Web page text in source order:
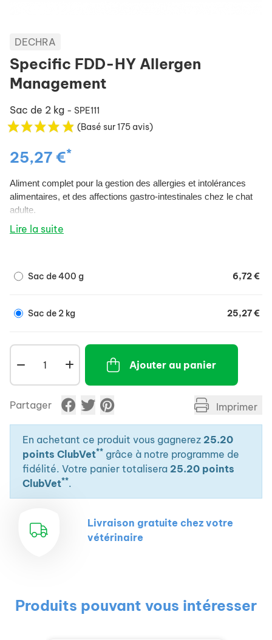
DECHRA
Specific FDD-HY Allergen
Management
Sac de 2 kg - SPE111
(Basé sur 175 avis)
25,27 €*
Aliment complet pour la gestion des allergies et intolérances
alimentaires, et des affections gastro-intestinales chez le chat
adulte.
Lire la suite
Sac de 400 g 6,72 €
Sac de 2 kg 25,27 €
Ajouter au panier
Partager Imprimer
En achetant ce produit vous gagnerez 25.20
points ClubVet** grâce à notre programme de
fidélité. Votre panier totalisera 25.20 points
ClubVet**.
Livraison gratuite chez votre
vétérinaire
Produits pouvant vous intéresser